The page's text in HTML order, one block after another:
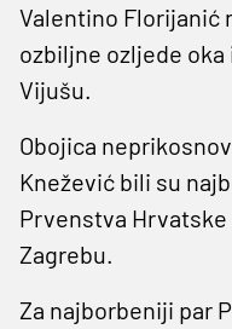
Valentino Florijanić
ozbiljne ozljede
Vijušu.
Obojica
Knežević bili su
Prvenstva
Zagrebu.
Za najborbeniji par